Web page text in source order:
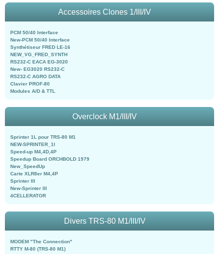
Accessoires Clones 1/III/IV
PCM 50/40 Interface
New-PCM 50/40 Interface
Synthétiseur FRED LE-16
NEW_VG_FRED_SYNTH
RS232-C EACA EG-3020
New- EG3020 RS232-C
RS232-C AGRO DATA
Clavier PROF-80
Modules A/D & TTL
Overclock M1/III/IV
Sprinter 1L pour TRS-80 M1
NEW-SPRINTER_1l
Speed-up M4,4D,4P
Speedup Board ORCHBOLD 1979
New_SpeedUp
Carte XLR8er M4,4P
Sprinter III
New-Sprinter III
4CELLERATOR
Divers TRS-80 M1/III/IV
MODEM "The Connection"
RTTY M-80 (TRS-80 M1)